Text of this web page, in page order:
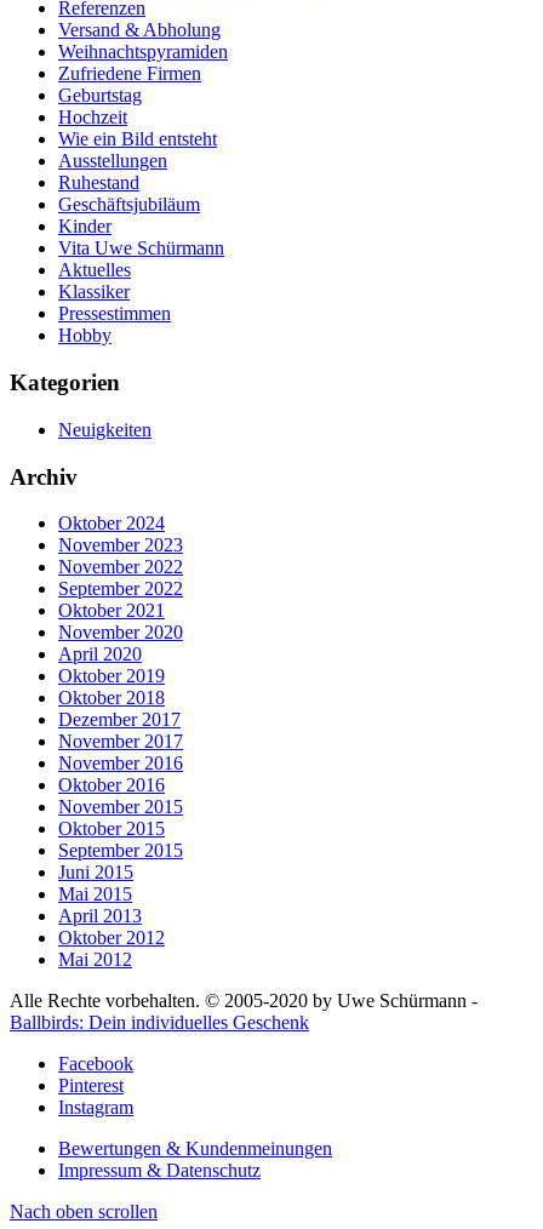
Referenzen
Versand & Abholung
Weihnachtspyramiden
Zufriedene Firmen
Geburtstag
Hochzeit
Wie ein Bild entsteht
Ausstellungen
Ruhestand
Geschäftsjubiläum
Kinder
Vita Uwe Schürmann
Aktuelles
Klassiker
Pressestimmen
Hobby
Kategorien
Neuigkeiten
Archiv
Oktober 2024
November 2023
November 2022
September 2022
Oktober 2021
November 2020
April 2020
Oktober 2019
Oktober 2018
Dezember 2017
November 2017
November 2016
Oktober 2016
November 2015
Oktober 2015
September 2015
Juni 2015
Mai 2015
April 2013
Oktober 2012
Mai 2012
Alle Rechte vorbehalten. © 2005-2020 by Uwe Schürmann -
Ballbirds: Dein individuelles Geschenk
Facebook
Pinterest
Instagram
Bewertungen & Kundenmeinungen
Impressum & Datenschutz
Nach oben scrollen